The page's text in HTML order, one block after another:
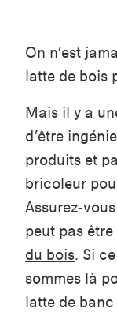
On n’est
latte de bois
Mais il y a
d’être
produits et
bricoleur
Assurez-
peut pas
du bois. Si
sommes là
latte de